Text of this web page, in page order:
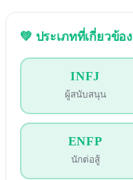
💚 ประเภทที่เกี่ยวข้อง
INFJ
ผู้สนับสนุน
ENFP
นักต่อสู้